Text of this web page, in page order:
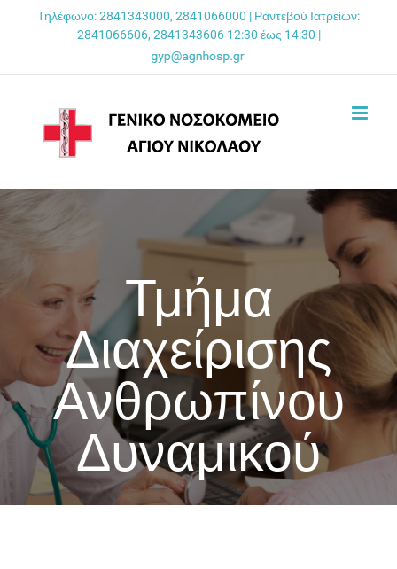
Τηλέφωνο: 2841343000, 2841066000 | Ραντεβού Ιατρείων:
2841066606, 2841343606 12:30 έως 14:30 |
Τμήμα
Διαχείρισης
Ανθρωπίνου
Δυναμικού